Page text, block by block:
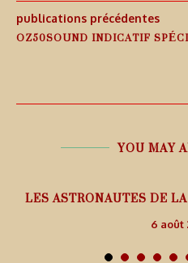
publications précédentes
OZ50SOUND INDICATIF
YOU MAY
LES ASTRONAUTES DE
6 août